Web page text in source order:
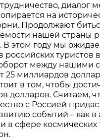
диалог
на
Продолжают
нашей страны
В этом году мы
российских туристов
между нашими
25 миллиардов
в том, чтобы
долларов. Считаем,
с Россией
событий – как
в сфере космических